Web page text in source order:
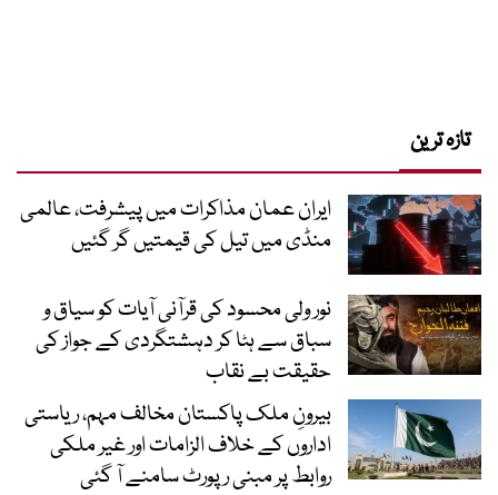
تازہ ترین
ایران عمان مذاکرات میں پیشرفت، عالمی
منڈی میں تیل کی قیمتیں گر گئیں
نور ولی محسود کی قرآنی آیات کو سیاق و
سباق سے ہٹا کر دہشتگردی کے جواز کی
حقیقت بے نقاب
بیرونِ ملک پاکستان مخالف مہم، ریاستی
اداروں کے خلاف الزامات اور غیر ملکی
روابط پر مبنی رپورٹ سامنے آ گئی